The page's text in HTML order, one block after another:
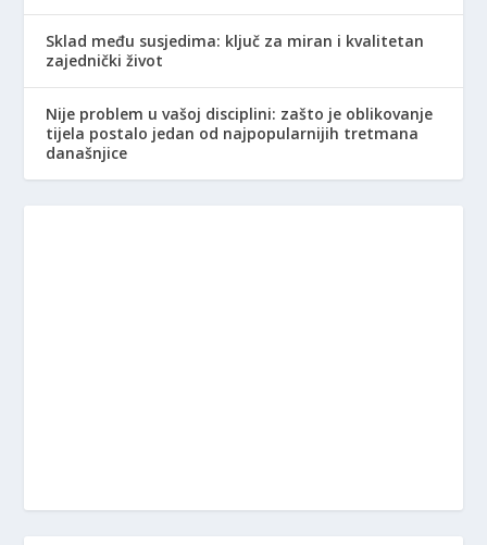
Sklad među susjedima: ključ za miran i kvalitetan
zajednički život
Nije problem u vašoj disciplini: zašto je oblikovanje
tijela postalo jedan od najpopularnijih tretmana
današnjice